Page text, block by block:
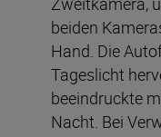
beiden
Hand. Die
Tageslicht
beeindruckte
Nacht. Bei